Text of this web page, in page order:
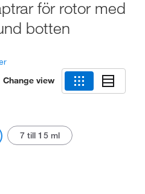
för rotor med
botten
Change view
7 till 15 ml